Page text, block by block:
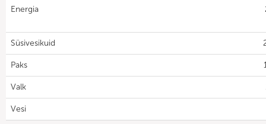
Energia
Süsivesikuid
Paks
Valk
Vesi